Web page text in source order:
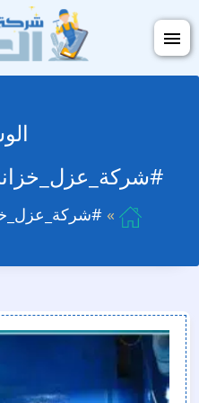
التجاوز
إلى
المحتوىالقائمة